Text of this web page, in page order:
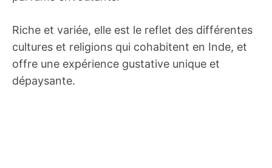
Riche et variée, elle est le reflet des différentes
cultures et religions qui cohabitent en Inde, et
offre une expérience gustative unique et
dépaysante.